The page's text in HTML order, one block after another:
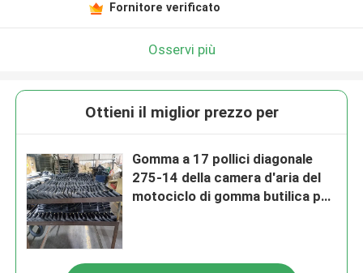
Fornitore verificato
Osservi più
Ottieni il miglior prezzo per
Gomma a 17 pollici diagonale
275-14 della camera d'aria del
motociclo di gomma butilica per